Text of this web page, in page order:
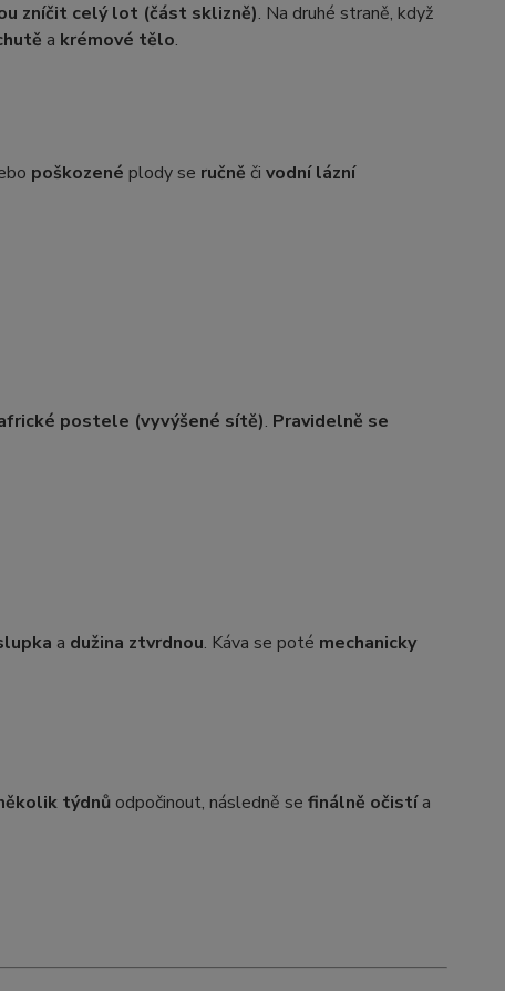
zníčit celý lot (část sklizně). Na druhé straně, když
a krémové tělo.
poškozené plody se ručně či vodní lázní
postele (vyvýšené sítě). Pravidelně se
a dužina ztvrdnou. Káva se poté mechanicky
týdnů odpočinout, následně se finálně očistía